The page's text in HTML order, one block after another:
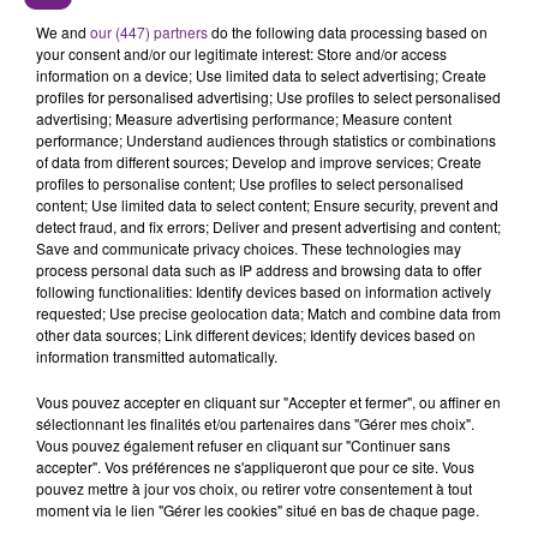
SI TOUT LE MONDE FAIT ÇA, MOI L'ANNÉE
PROCHAINE JE VENDANGE EN...
La vendange en Champagne a débuté ce jeudi 6
août dans la commune de Montgueux (Aube). Du
jamais vu !
We and our (447) partnersdo the following data processing based on
your consent and/or our legitimate interest: Store and/or access
information on a device; Use limited data to select advertising; Create
profiles for personalised advertising; Use profiles to select personalised
advertising; Measure advertising performance; Measure content
performance; Understand audiences through statistics or combinations
of data from different sources; Develop and improve services; Create
profiles to personalise content; Use profiles to select personalised
content; Use limited data to select content; Ensure security, prevent and
detect fraud, and fix errors; Deliver and present advertising and content;
Save and communicate privacy choices. These technologies may
process personal data such as IP address and browsing data to offer
following functionalities: Identify devices based on information actively
requested; Use precise geolocation data; Match and combine data from
other data sources; Link different devices; Identify devices based on
information transmitted automatically.
Vous pouvez accepter en cliquant sur "Accepter et fermer", ou affiner en
sélectionnant les finalités et/ou partenaires dans "Gérer mes choix".
Vous pouvez également refuser en cliquant sur "Continuer sans
accepter". Vos préférences ne s'appliqueront que pour ce site. Vous
pouvez mettre à jour vos choix, ou retirer votre consentement à tout
moment via le lien "Gérer les cookies" situé en bas de chaque page.